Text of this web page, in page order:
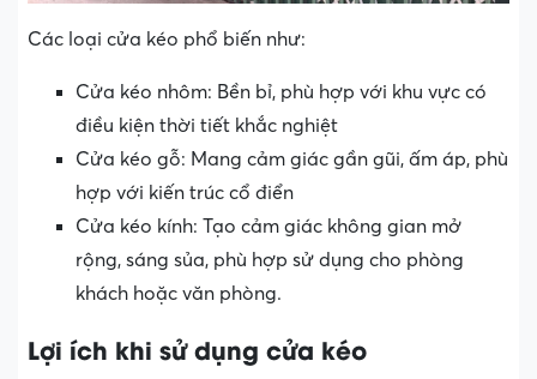
Các loại cửa kéo phổ biến như:
Cửa kéo nhôm: Bền bỉ, phù hợp với khu vực có
điều kiện thời tiết khắc nghiệt
Cửa kéo gỗ: Mang cảm giác gần gũi, ấm áp, phù
hợp với kiến trúc cổ điển
Cửa kéo kính: Tạo cảm giác không gian mở
rộng, sáng sủa, phù hợp sử dụng cho phòng
khách hoặc văn phòng.
Lợi ích khi sử dụng cửa kéo